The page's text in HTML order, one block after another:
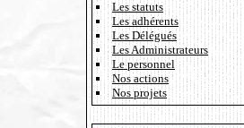
Les statuts
Les adhérents
Les Délégués
Les Administrateurs
Le personnel
Nos actions
Nos projets